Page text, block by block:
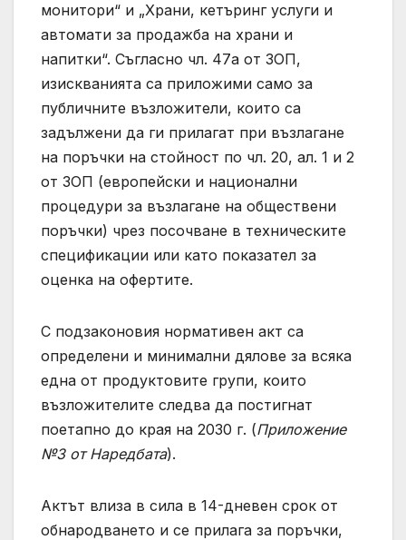
монитори“ и „Храни, кетъринг услуги и
автомати за продажба на храни и
напитки“. Съгласно чл. 47а от ЗОП,
изискванията са приложими само за
публичните възложители, които са
задължени да ги прилагат при възлагане
на поръчки на стойност по чл. 20, ал. 1 и 2
от ЗОП (европейски и национални
процедури за възлагане на обществени
поръчки) чрез посочване в техническите
спецификации или като показател за
оценка на офертите.
С подзаконовия нормативен акт са
определени и минимални дялове за всяка
една от продуктовите групи, които
възложителите следва да постигнат
поетапно до края на 2030 г. (Приложение
№3 от Наредбата).
Актът влиза в сила в 14-дневен срок от
обнародването и се прилага за поръчки,